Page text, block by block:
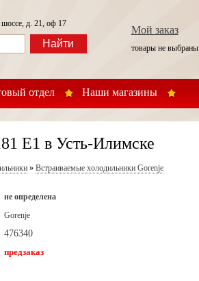
отдел Наши магазины
д. 21, оф 17
Найти
Мой заказ
товары не выбраны
E1 в Усть-Илимске
»Встраиваемые холодильники Gorenje
не определена
Gorenje
476340
предзаказ